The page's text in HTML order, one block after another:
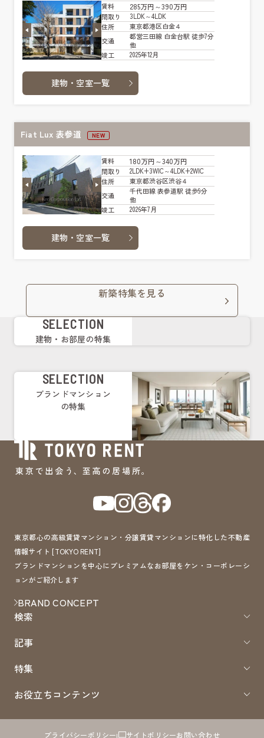
賃料 285万円～390万円
間取り
3LDK～4LDK
住所
東京都港区白金４
交通
都営三田線 白金台駅 徒歩7分
他
竣工
2025年12月
建物・空室一覧
Fiat Lux 表参道 NEW
賃料 180万円～340万円
間取り
2LDK+3WIC～4LDK+2WIC
住所
東京都渋谷区渋谷４
交通
千代田線 表参道駅 徒歩9分
他
竣工
2026年7月
建物・空室一覧
新築特集を見る
SELECTION
建物・お部屋の特集
SELECTION
ブランドマンション
の特集
東京都心の高級賃貸マンション・分譲賃貸マンションに特化した不動産
情報サイト [TOKYO RENT]
ブランドマンションを中心にプレミアムなお部屋をケン・コーポレーシ
ョンがご紹介します
BRAND CONCEPT
検索
記事
特集
お役立ちコンテンツ
プライバシーポリシー サイトポリシーお問い合わせ